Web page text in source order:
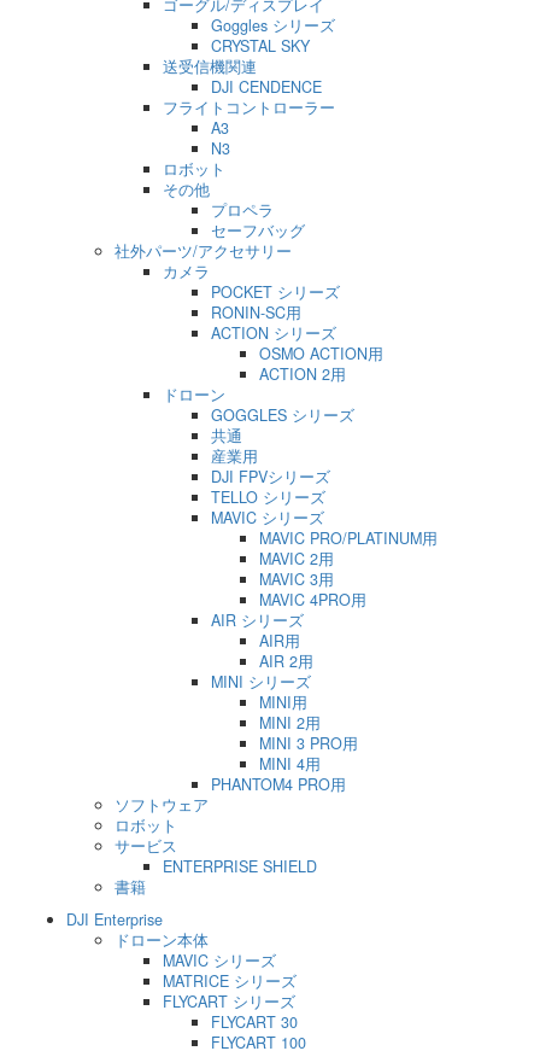
ゴーグル/ディスプレイ
Goggles シリーズ
CRYSTAL SKY
送受信機関連
DJI CENDENCE
フライトコントローラー
A3
N3
ロボット
その他
プロペラ
セーフバッグ
社外パーツ/アクセサリー
カメラ
POCKET シリーズ
RONIN-SC用
ACTION シリーズ
OSMO ACTION用
ACTION 2用
ドローン
GOGGLES シリーズ
共通
産業用
DJI FPVシリーズ
TELLO シリーズ
MAVIC シリーズ
MAVIC PRO/PLATINUM用
MAVIC 2用
MAVIC 3用
MAVIC 4PRO用
AIR シリーズ
AIR用
AIR 2用
MINI シリーズ
MINI用
MINI 2用
MINI 3 PRO用
MINI 4用
PHANTOM4 PRO用
ソフトウェア
ロボット
サービス
ENTERPRISE SHIELD
書籍
DJI Enterprise
ドローン本体
MAVIC シリーズ
MATRICE シリーズ
FLYCART シリーズ
FLYCART 30
FLYCART 100